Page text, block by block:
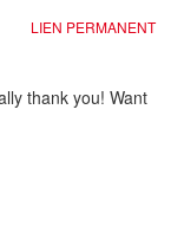
LIEN PERMANENT
thank you! Want